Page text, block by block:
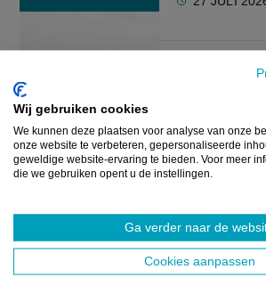
Wij gebruiken cookies
We kunnen deze plaatsen voor analyse van onze
onze website te verbeteren, gepersonaliseerde
geweldige website-ervaring te bieden. Voor meer
die we gebruiken opent u de instellingen.
Ga verder naar de
Cookies aanpassen
nieuwe
22 JULI